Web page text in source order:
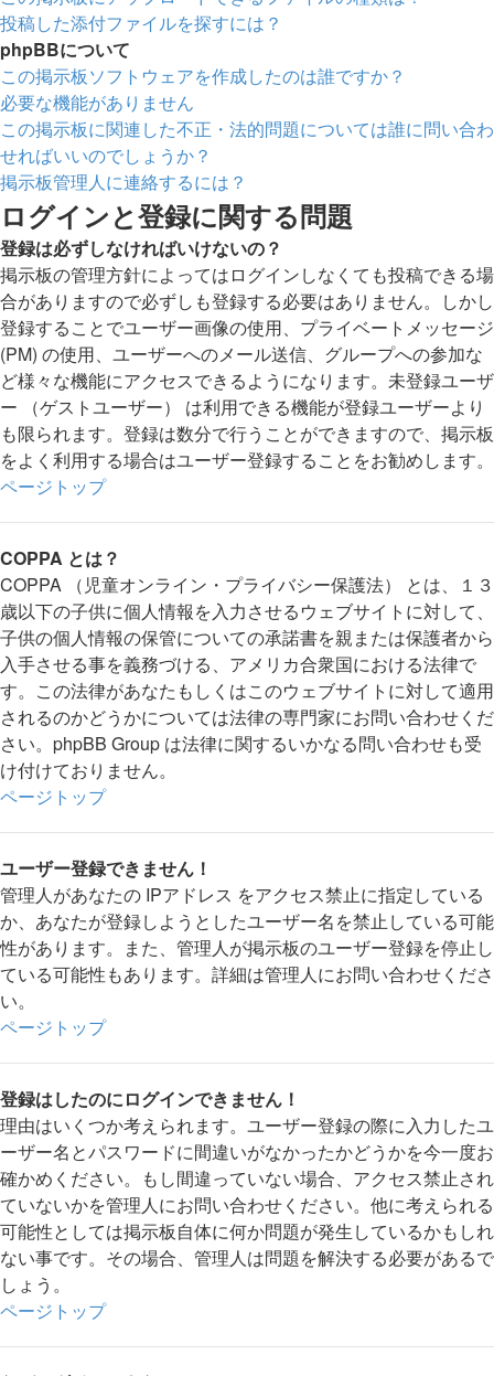
投稿した添付ファイルを探すには？
phpBBについて
この掲示板ソフトウェアを作成したのは誰ですか？
必要な機能がありません
この掲示板に関連した不正・法的問題については誰に問い合わ
せればいいのでしょうか？
掲示板管理人に連絡するには？
ログインと登録に関する問題
登録は必ずしなければいけないの？
掲示板の管理方針によってはログインしなくても投稿できる場
合がありますので必ずしも登録する必要はありません。しかし
登録することでユーザー画像の使用、プライベートメッセージ
(PM) の使用、ユーザーへのメール送信、グループへの参加な
ど様々な機能にアクセスできるようになります。未登録ユーザ
ー （ゲストユーザー） は利用できる機能が登録ユーザーより
も限られます。登録は数分で行うことができますので、掲示板
をよく利用する場合はユーザー登録することをお勧めします。
ページトップ
COPPA とは？
COPPA （児童オンライン・プライバシー保護法） とは、１３
歳以下の子供に個人情報を入力させるウェブサイトに対して、
子供の個人情報の保管についての承諾書を親または保護者から
入手させる事を義務づける、アメリカ合衆国における法律で
す。この法律があなたもしくはこのウェブサイトに対して適用
されるのかどうかについては法律の専門家にお問い合わせくだ
さい。phpBB Group は法律に関するいかなる問い合わせも受
け付けておりません。
ページトップ
ユーザー登録できません！
管理人があなたの IPアドレス をアクセス禁止に指定している
か、あなたが登録しようとしたユーザー名を禁止している可能
性があります。また、管理人が掲示板のユーザー登録を停止し
ている可能性もあります。詳細は管理人にお問い合わせくださ
い。
ページトップ
登録はしたのにログインできません！
理由はいくつか考えられます。ユーザー登録の際に入力したユ
ーザー名とパスワードに間違いがなかったかどうかを今一度お
確かめください。もし間違っていない場合、アクセス禁止され
ていないかを管理人にお問い合わせください。他に考えられる
可能性としては掲示板自体に何か問題が発生しているかもしれ
ない事です。その場合、管理人は問題を解決する必要があるで
しょう。
ページトップ